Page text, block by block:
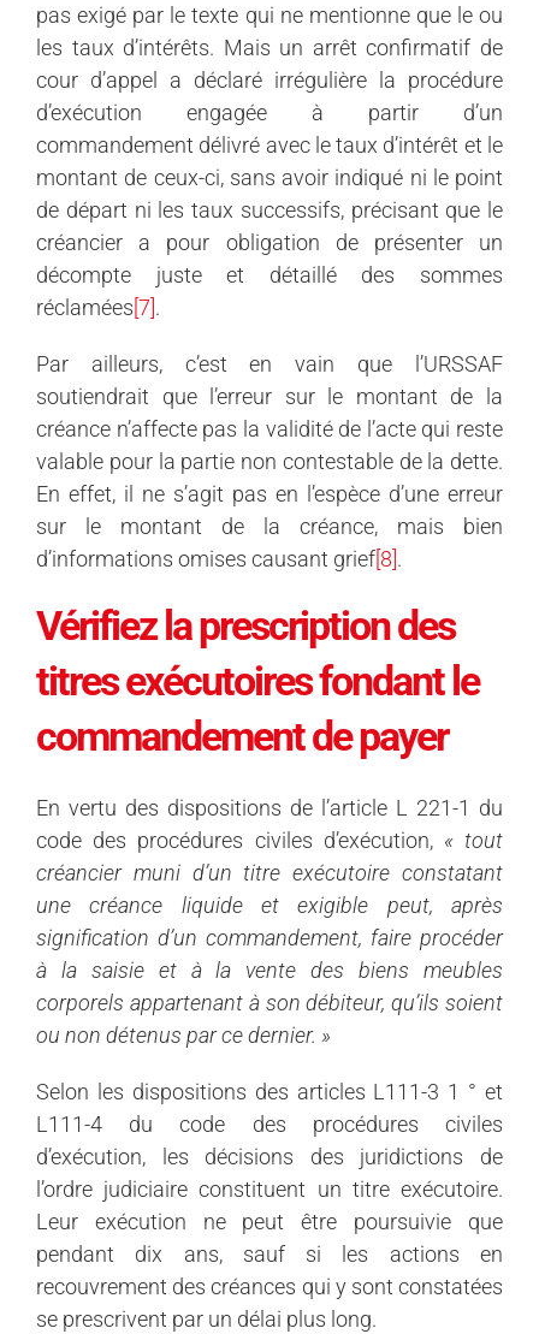
pas exigé par le texte qui ne mentionne que le ou
les taux d’intérêts. Mais un arrêt confirmatif de
cour d’appel a déclaré irrégulière la procédure
d’exécution engagée à partir d’un
commandement délivré avec le taux d’intérêt et le
montant de ceux-ci, sans avoir indiqué ni le point
de départ ni les taux successifs, précisant que le
créancier a pour obligation de présenter un
décompte juste et détaillé des sommes
réclamées [7] .
Par ailleurs, c’est en vain que l’URSSAF
soutiendrait que l’erreur sur le montant de la
créance n’affecte pas la validité de l’acte qui reste
valable pour la partie non contestable de la dette.
En effet, il ne s’agit pas en l’espèce d’une erreur
sur le montant de la créance, mais bien
d’informations omises causant grief [8] .
Vérifiez la prescription des
titres exécutoires fondant le
commandement de payer
En vertu des dispositions de l’article L 221-1 du
code des procédures civiles d’exécution, « tout
créancier muni d’un titre exécutoire constatant
une créance liquide et exigible peut, après
signification d’un commandement, faire procéder
à la saisie et à la vente des biens meubles
corporels appartenant à son débiteur, qu’ils soient
ou non détenus par ce dernier. »
Selon les dispositions des articles L111-3 1 ° et
L111-4 du code des procédures civiles
d’exécution, les décisions des juridictions de
l’ordre judiciaire constituent un titre exécutoire.
Leur exécution ne peut être poursuivie que
pendant dix ans, sauf si les actions en
recouvrement des créances qui y sont constatées
se prescrivent par un délai plus long.